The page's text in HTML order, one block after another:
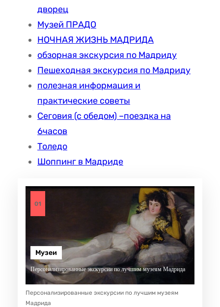
дворец
Музей ПРАДО
НОЧНАЯ ЖИЗНЬ МАДРИДА
обзорная экскурсия по Мадриду
Пешеходная экскурсия по Мадриду
полезная информация и
практические советы
Сеговия (с обедом) –поездка на
6часов
Толедо
Шоппинг в Мадриде
01
Музеи
Персонализированные экскурсии по лучшим музеям Мадрида
Персонализированные экскурсии по лучшим музеям
Мадрида